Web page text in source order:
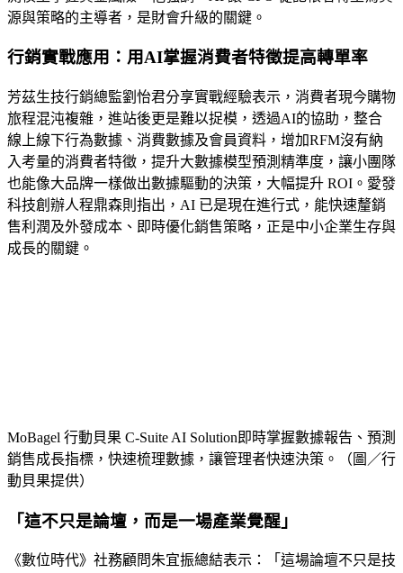
源與策略的主導者，是財會升級的關鍵。
行銷實戰應用：用AI掌握消費者特徵提高轉單率
芳茲生技行銷總監劉怡君分享實戰經驗表示，消費者現今購物
旅程混沌複雜，進站後更是難以捉模，透過AI的協助，整合
線上線下行為數據、消費數據及會員資料，增加RFM沒有納
入考量的消費者特徵，提升大數據模型預測精準度，讓小團隊
也能像大品牌一樣做出數據驅動的決策，大幅提升 ROI。愛發
科技創辦人程鼎森則指出，AI 已是現在進行式，能快速釐銷
售利潤及外發成本、即時優化銷售策略，正是中小企業生存與
成長的關鍵。
MoBagel 行動貝果 C-Suite AI Solution即時掌握數據報告、預測
銷售成長指標，快速梳理數據，讓管理者快速決策。（圖／行
動貝果提供）
「這不只是論壇，而是一場產業覺醒」
《數位時代》社務顧問朱宜振總結表示：「這場論壇不只是技